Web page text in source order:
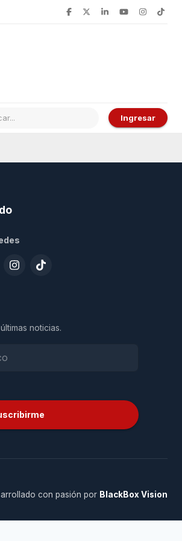
Ingresar
noticias.
con pasión por BlackBox Vision